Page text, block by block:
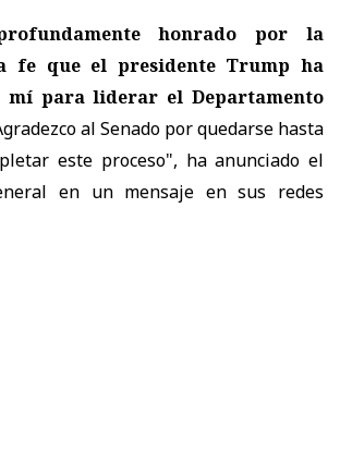
honrado por la
fe que el presidente Trump ha
mí para liderar el Departamento
al Senado por quedarse hasta
este proceso", ha anunciado el
en un mensaje en sus redes